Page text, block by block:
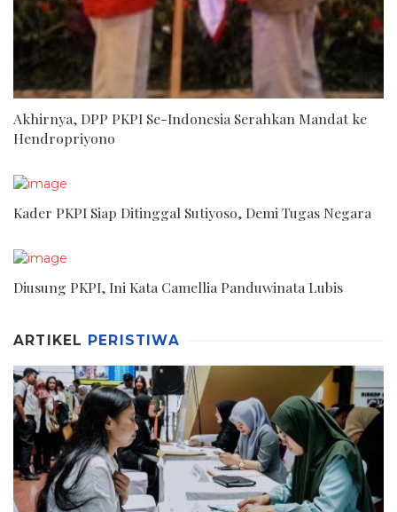
Akhirnya, DPP PKPI Se-Indonesia Serahkan Mandat ke
Hendropriyono
Kader PKPI Siap Ditinggal Sutiyoso, Demi Tugas Negara
Diusung PKPI, Ini Kata Camellia Panduwinata Lubis
ARTIKEL PERISTIWA